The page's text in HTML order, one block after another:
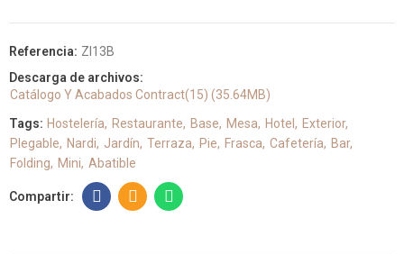
Referencia: ZI13B
Descarga de archivos:
Catálogo Y Acabados Contract(15) (35.64MB)
Tags: Hostelería Restaurante Base Mesa Hotel
Exterior
Plegable
Nardi Jardín Terraza Pie Frasca Cafetería
Bar
Folding
Mini Abatible